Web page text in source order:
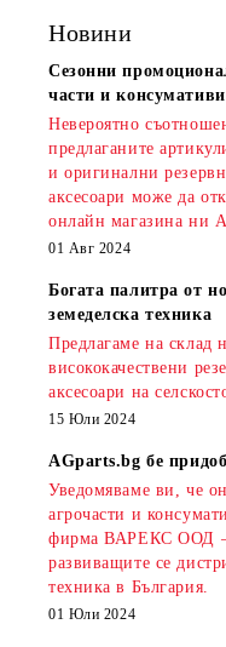
Новини
Сезонни
части и
Невероятно
предлаганите
и оригинални
аксесоари може да
онлайн магазина ни
01 Авг 2024
Богата палитра от
земеделска техника
Предлагаме на склад
висококачествени
аксесоари на
15 Юли 2024
AGparts.bg бе
Уведомяваме ви, че
агрочасти и
фирма ВАРЕКС ООД –
развиващите се
техника в България.
01 Юли 2024